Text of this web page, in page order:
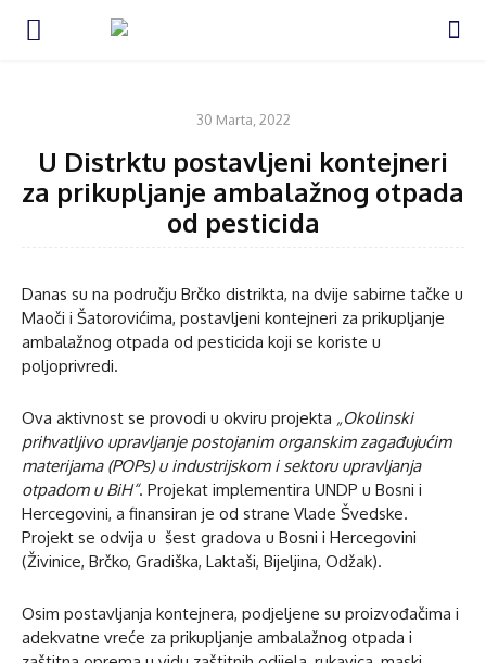
30 Marta, 2022
U Distrktu postavljeni kontejneri
za prikupljanje ambalažnog otpada
od pesticida
Danas su na području Brčko distrikta, na dvije sabirne tačke u
Maoči i Šatorovićima, postavljeni kontejneri za prikupljanje
ambalažnog otpada od pesticida koji se koriste u
poljoprivredi.
Ova aktivnost se provodi u okviru projekta „Okolinski
prihvatljivo upravljanje postojanim organskim zagađujućim
materijama (POPs) u industrijskom i sektoru upravljanja
otpadom u BiH“. Projekat implementira UNDP u Bosni i
Hercegovini, a finansiran je od strane Vlade Švedske.
Projekt se odvija u šest gradova u Bosni i Hercegovini
(Živinice, Brčko, Gradiška, Laktaši, Bijeljina, Odžak).
Osim postavljanja kontejnera, podjeljene su proizvođačima i
adekvatne vreće za prikupljanje ambalažnog otpada i